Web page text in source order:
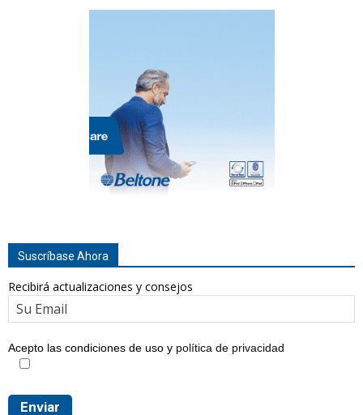
Suscríbase Ahora
Recibirá actualizaciones y consejos
Acepto las condiciones de uso y política de privacidad